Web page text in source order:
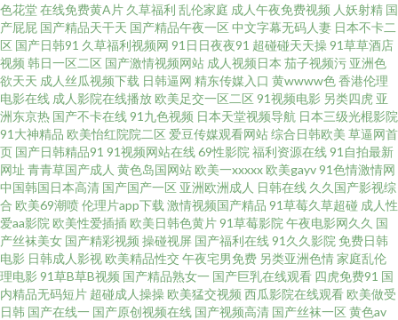
国产精品九一久久久 精品无码免费 国产粉嫩免费 俺去也影视 91香蕉C蜜桃
91韩剧网最新韩剧 91TV成人在线视频 一起草91 香蕉视频导航 日韩av成人福
利网址 午夜私人影院 强奸视频网站 欧美成人第一页 后入巨乳 国产视频观看
成人欧美性爱视频一区二区 干狠狠狠狠狠狠狠狠 草莓视频网站入口 9一视频
在线 91亚瑟 91美女足交 91另类色图 91白虎国产 香蕉视频黄在线观看 小学
生91小视频 四虎精品视频 欧美亚州伦理 曼哈顿金牌经纪在线观看完整版免
费 久热免费精品 91在线看片 九一豆花在线观看 国产乱子伦精品视频潮优女
色花堂在线免费黄A片 久草福利 乱伦家庭 成人午夜免费视频 人妖射精 国
产屁屁 国产精品天干天 国产精品午夜一区 中文字幕无码人妻 日本不卡二
区 国产日韩91 久草福利视频网 91日日夜夜91 超碰碰天天操91草草酒店
视频 韩日一区二区 国产激情视频网站 成人视频日本 茄子视频污 亚洲色
欲天天 成人丝瓜视频下载 日韩逼网 精东传媒入口 黄wwww色香港伦理
电影在线 成人影院在线播放 欧美足交一区二区 91视频电影 另类四虎 亚
洲东京热 国产不卡在线91九色视频 日本天堂视频导航 日本三级光棍影院
91大神精品 欧美怡红院院二区 爱豆传媒观看网站综合日韩欧美 草逼网首
页 国产日韩精品91 91视频网站在线69性影院 福利资源在线91自拍最新
网址 青青草国产成人 黄色岛国网站 欧美一xxxxx 欧美gayv91色情激情网
中国韩国日本高清 国产国产一区 亚洲欧洲成人 日韩在线 久久国产影视综
合 欧美69潮喷伦理片app下载 激情视频国产精品 91草莓久草超碰 成人性
爱aa影院 欧美性爱插插 欧美日韩色黄片91草莓影院 午夜电影网久久 国
产丝袜美女 国产精彩视频 操碰视屏 国产福利在线91久久影院 免费日韩
电影 日韩成人影视 欧美精品性交 午夜宅男免费 另类亚洲色情家庭乱伦
理电影 91草B草B视频 国产精品熟女一 国产巨乳在线观看 四虎免费91 国
内精品无码短片 超碰成人操操 欧美猛交视频 西瓜影院在线观看 欧美做受
日韩 国产在线一 国产原创视频在线 国产视频高清 国产丝袜一区 黄色av